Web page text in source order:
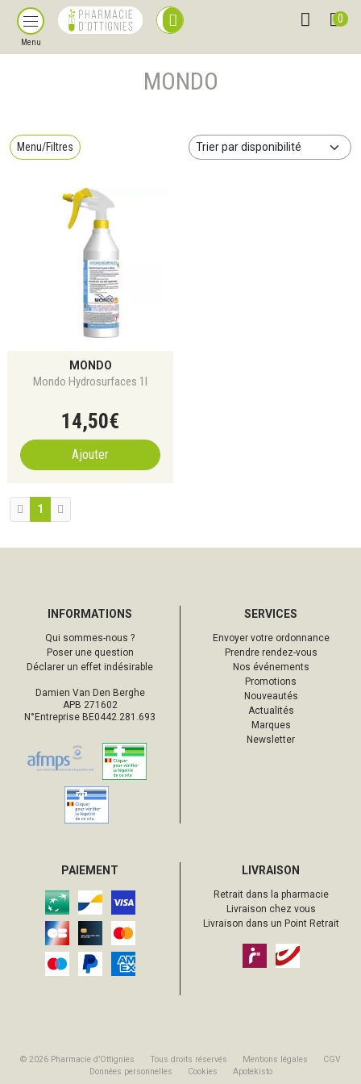
Menu
0
MONDO
Menu/Filtres
MONDO
Mondo Hydrosurfaces 1l
14,50€
Ajouter
1
INFORMATIONS
Qui sommes-nous ?
Poser une question
Déclarer un effet indésirable
Damien Van Den Berghe
APB 271602
N°Entreprise BE0442.281.693
SERVICES
Envoyer votre ordonnance
Prendre rendez-vous
Nos événements
Promotions
Nouveautés
Actualités
Marques
Newsletter
PAIEMENT LIVRAISON
Retrait dans la pharmacie
Livraison chez vous
Livraison dans un Point Retrait
© 2026 Pharmacie d’Ottignies Tous droits réservés Mentions légales
CGV
Données personnelles
Cookies Apotekisto